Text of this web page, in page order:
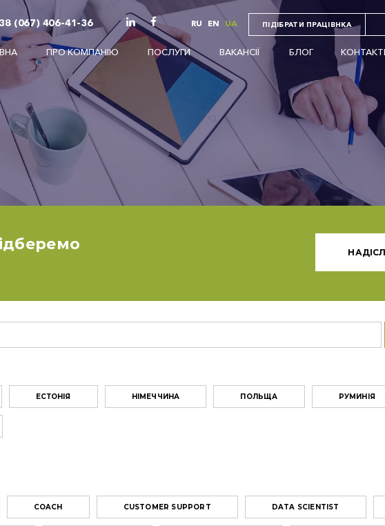
(067) 406-41-36 RU EN UA ПІДІБРАТИ ПРАЦІВНКА
ПРО КОМПАНІЮ ПОСЛУГИ ВАКАНСІЇ БЛОГ
ЕСТОНІЯ НІМЕЧЧИНА ПОЛЬЩА РУМИНІЯ
COACH CUSTOMER SUPPORT DATA SCIENTIST